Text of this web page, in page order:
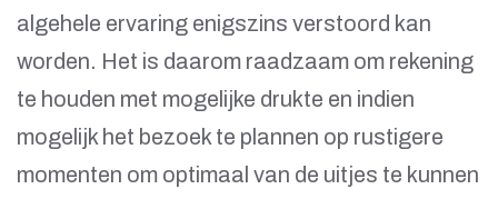
algehele ervaring enigszins verstoord kan
worden. Het is daarom raadzaam om rekening
te houden met mogelijke drukte en indien
mogelijk het bezoek te plannen op rustigere
momenten om optimaal van de uitjes te kunnen